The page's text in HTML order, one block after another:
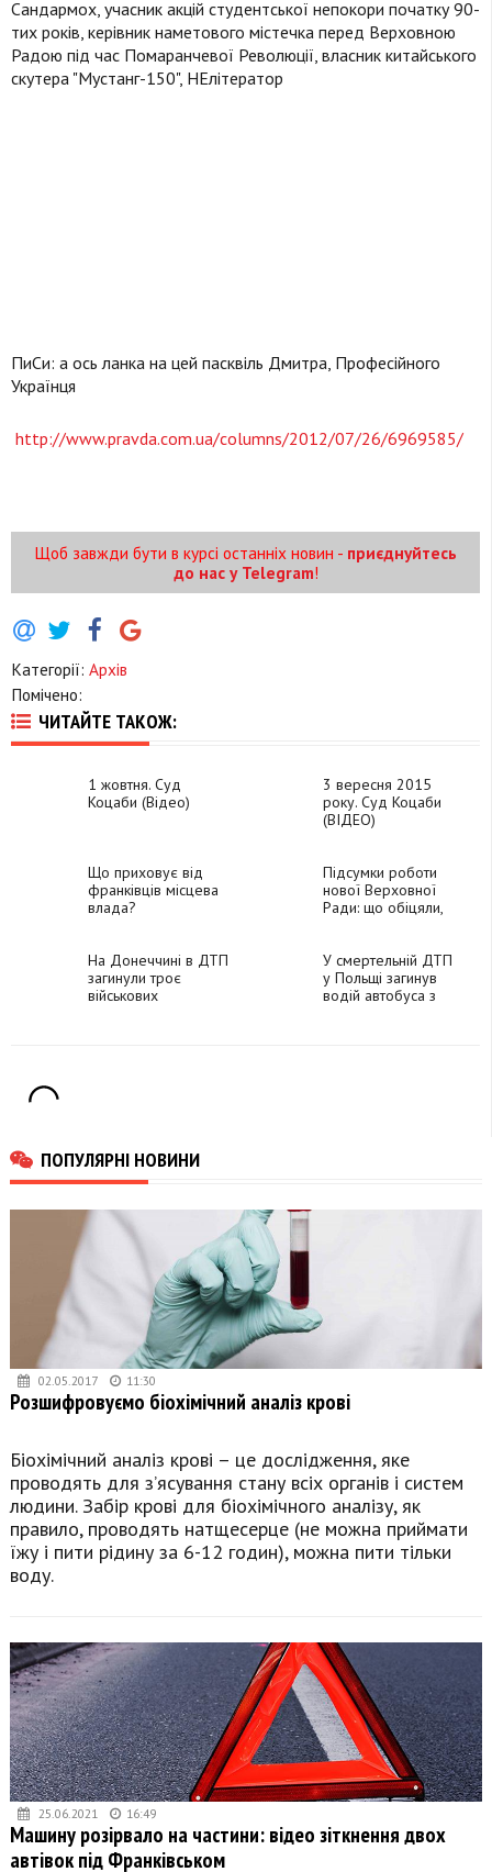
Сандармох, учасник акцій студентської непокори початку 90-
тих років, керівник наметового містечка перед Верховною
Радою під час Помаранчевої Революції, власник китайського
скутера "Мустанг-150", НЕлітератор
ПиСи: а ось ланка на цей пасквіль Дмитра, Професійного
Українця
http://www.pravda.com.ua/columns/2012/07/26/6969585/
Щоб завжди бути в курсі останніх новин - приєднуйтесь
до нас у Telegram!
Категорії: Архів
Помічено:
ЧИТАЙТЕ ТАКОЖ:
1 жовтня. Суд
Коцаби (Відео)
3 вересня 2015
року. Суд Коцаби
(ВІДЕО)
Що приховує від
франківців місцева
влада?
Підсумки роботи
нової Верховної
Ради: що обіцяли,
На Донеччині в ДТП
загинули троє
військових
У смертельній ДТП
у Польщі загинув
водій автобуса з
ПОПУЛЯРНІ НОВИНИ
02.05.2017 11:30
Розшифровуємо біохімічний аналіз крові
Біохімічний аналіз крові – це дослідження, яке
проводять для з’ясування стану всіх органів і систем
людини. Забір крові для біохімічного аналізу, як
правило, проводять натщесерце (не можна приймати
їжу і пити рідину за 6-12 годин), можна пити тільки
воду.
25.06.2021 16:49
Машину розірвало на частини: відео зіткнення двох
автівок під Франківськом